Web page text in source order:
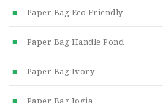
Paper Bag Eco Friendly
Paper Bag Handle Pond
Paper Bag Ivory
Paper Bag Jogja